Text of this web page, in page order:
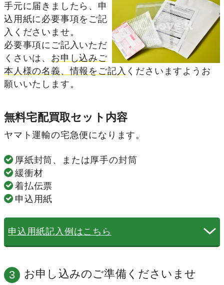
手元に届きましたら、申
込用紙に必要事項をご記
入くださいませ。
必要事項にご記入いただ
くさいは、 お申し込みご
本人様の名義、情報をご記入 くださいますようお
願いいたします。
無料宅配買取セット内容
ヤマト運輸の宅急便になります。
厚紙封筒、または厚手の封筒
緩衝材
着払伝票
申込用紙
申込用紙記入例はこちら
必要事項にご記入いただくさいは、
本人様の名義、情報をご記入 くださいますようお
3 お申し込みのご準備くださいませ